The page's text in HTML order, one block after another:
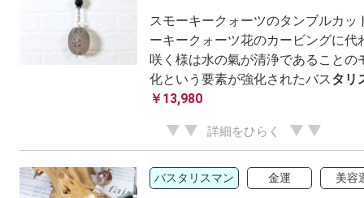
スモーキークォーツのタンブルカッ
ーキークォーツ花のカービングに代
咲く様は水の氣が清浄であることの
化という要素が強化されたバスタリ
￥13,980
詳細をひらく
バスタリスマン 金運 美容